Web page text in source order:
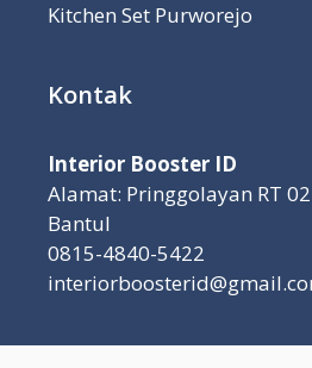
Kitchen Set Purworejo
Kontak
Interior Booster ID
Alamat: Pringgolayan RT
Bantul
0815-4840-5422